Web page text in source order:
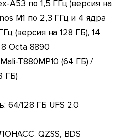
A53 по 1,5 ГГц (версия на
M1 по 2,3 ГГц и 4 ядра
(версия на 128 ГБ), 14
8 Octa 8890
T880MP10 (64 ГБ) /
ГБ)
64/128 ГБ UFS 2.0
QZSS, BDS